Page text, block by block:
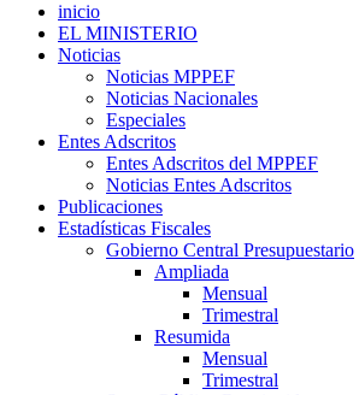
inicio
EL MINISTERIO
Noticias
Noticias MPPEF
Noticias Nacionales
Especiales
Entes Adscritos
Entes Adscritos del MPPEF
Noticias Entes Adscritos
Publicaciones
Estadísticas Fiscales
Gobierno Central Presupuestario
Ampliada
Mensual
Trimestral
Resumida
Mensual
Trimestral